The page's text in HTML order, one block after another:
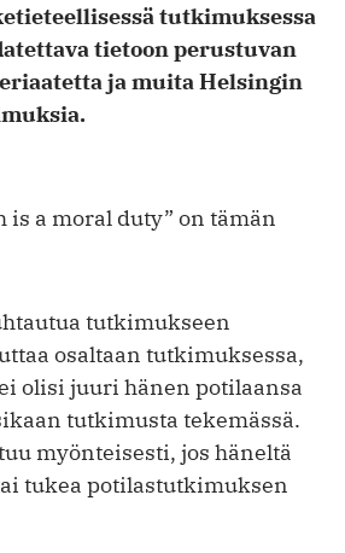
tutkimuksessa
tietoon perustuvan
ja muita Helsingin
is a moral duty” on tämän
tutkimukseen
osaltaan tutkimuksessa,
olisi juuri hänen potilaansa
tutkimusta tekemässä.
myönteisesti, jos häneltä
tukea potilastutkimuksen